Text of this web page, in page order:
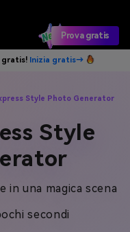
Prova gratis
gratis! Inizia gratis→
Style Photo Generator
Style
una magica scena
secondi